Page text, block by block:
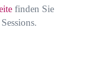
finden Sie